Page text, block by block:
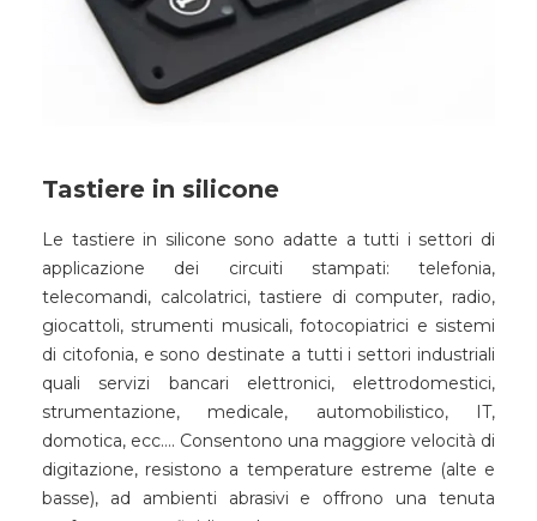
Tastiere in silicone
Le tastiere in silicone sono adatte a tutti i settori di
applicazione dei circuiti stampati: telefonia,
telecomandi, calcolatrici, tastiere di computer, radio,
giocattoli, strumenti musicali, fotocopiatrici e sistemi
di citofonia, e sono destinate a tutti i settori industriali
quali servizi bancari elettronici, elettrodomestici,
strumentazione, medicale, automobilistico, IT,
domotica, ecc…. Consentono una maggiore velocità di
digitazione, resistono a temperature estreme (alte e
basse), ad ambienti abrasivi e offrono una tenuta